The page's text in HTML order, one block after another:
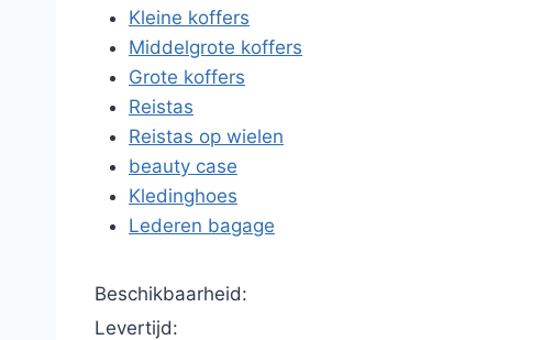
Kleine koffers
Middelgrote koffers
Grote koffers
Reistas
Reistas op wielen
beauty case
Kledinghoes
Lederen bagage
Beschikbaarheid:
Levertijd: